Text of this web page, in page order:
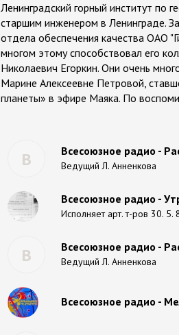
Ленинградский горный институт по
старшим инженером в Ленинграде.
отдела обеспечения качества ОАО
многом этому способствовал его
Николаевич Егоркин. Они очень
Марине Алексеевне Петровой,
планеты» в эфире Маяка. По
В Всесоюзное радио -
Ведущий Л. Анненкова
Всесоюзное радио -
Исполняет арт. т-ров 30. 5.
В Всесоюзное радио -
Ведущий Л. Анненкова
Всесоюзное радио -